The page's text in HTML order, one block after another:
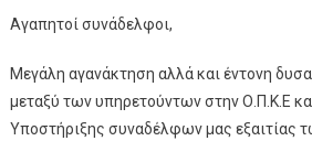
Αγαπητοί συνάδελφοι,
Μεγάλη αγανάκτηση αλλά και έντονη
μεταξύ των υπηρετούντων στην Ο.Π.Κ.Ε
Υποστήριξης συναδέλφων μας εξαιτίας